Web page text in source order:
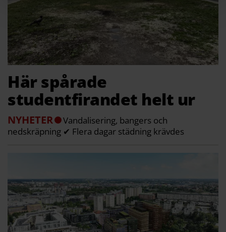
Här spårade
studentfirandet helt ur
NYHETER
Vandalisering, bangers och
nedskräpning ✔ Flera dagar städning krävdes